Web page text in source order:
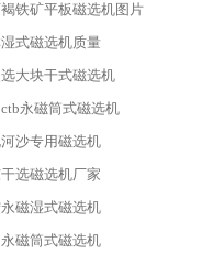
铁矿平板磁选机图片
式磁选机质量
大块干式磁选机
永磁筒式磁选机
沙专用磁选机
选磁选机厂家
磁湿式磁选机
磁筒式磁选机